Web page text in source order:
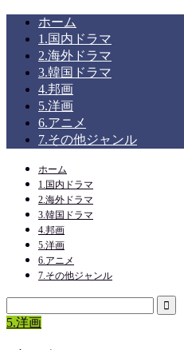
ホーム
1.国内ドラマ
2.海外ドラマ
3.韓国ドラマ
4.邦画
5.洋画
6.アニメ
7.その他ジャンル
ホーム
1.国内ドラマ
2.海外ドラマ
3.韓国ドラマ
4.邦画
5.洋画
6.アニメ
7.その他ジャンル
5.洋画